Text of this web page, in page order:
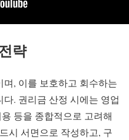
략
, 이를 보호하고 회수하는
. 권리금 산정 시에는 영업
등을 종합적으로 고려해
시 서면으로 작성하고, 구